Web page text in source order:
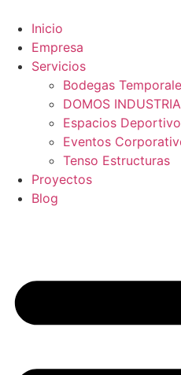
contenido
Inicio
Empresa
Servicios
Bodegas
DOMOS
Espacios
Eventos
Tenso Estructuras
Proyectos
Blog